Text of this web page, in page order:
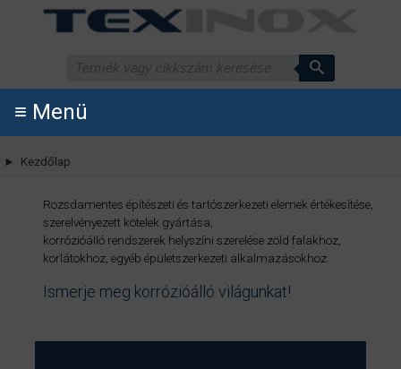
≡ Menü
► Kezdőlap
Rozsdamentes építészeti és tartószerkezeti elemek értékesítése,
szerelvényezett kötelek gyártása,
korrózióálló rendszerek helyszíni szerelése zöld falakhoz,
korlátokhoz, egyéb épületszerkezeti alkalmazásokhoz.
Ismerje meg korrózióálló világunkat!